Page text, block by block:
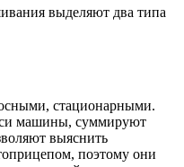
выделяют два типа
стационарными.
машины, суммируют
выяснить
поэтому они